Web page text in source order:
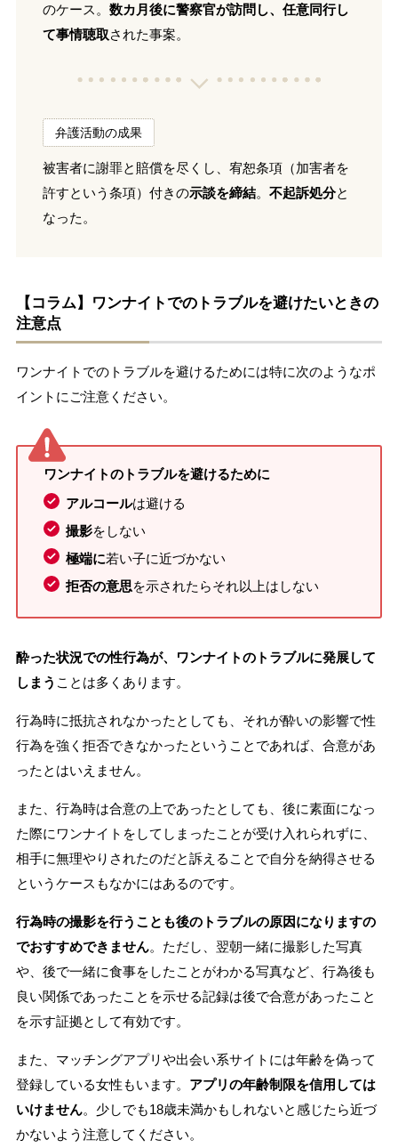
のケース。 数カ月後に警察官が訪問し、任意同行し
て事情聴取された事案。
弁護活動の成果
被害者に謝罪と賠償を尽くし、宥恕条項（加害者を
許すという条項）付きの示談を締結。 不起訴処分と
なった。
【コラム】ワンナイトでのトラブルを避けたいときの
注意点
ワンナイトでのトラブルを避けるためには特に次のようなポ
イントにご注意ください。
ワンナイトのトラブルを避けるために
アルコールは避ける
撮影をしない
極端に若い子に近づかない
拒否の意思を示されたらそれ以上はしない
酔った状況での性行為が、ワンナイトのトラブルに発展して
しまう ことは多くあります。
行為時に抵抗されなかったとしても、それが酔いの影響で性
行為を強く拒否できなかったということであれば、合意があ
ったとはいえません。
また、行為時は合意の上であったとしても、後に素面になっ
た際にワンナイトをしてしまったことが受け入れられずに、
相手に無理やりされたのだと訴えることで自分を納得させる
というケースもなかにはあるのです。
行為時の撮影を行うことも後のトラブルの原因になりますの
でおすすめできません。ただし、翌朝一緒に撮影した写真
や、後で一緒に食事をしたことがわかる写真など、行為後も
良い関係であったことを示せる記録は後で合意があったこと
を示す証拠として有効です。
また、マッチングアプリや出会い系サイトには年齢を偽って
登録している女性もいます。 アプリの年齢制限を信用しては
いけません。少しでも18歳未満かもしれないと感じたら近づ
かないよう注意してください。